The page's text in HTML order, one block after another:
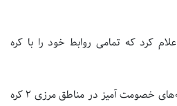
کرد که تمامی روابط خود را با کره
به تازگی و در پی پخش اعلامیه‌های خصومت آمیز در مناطق مرزی ۲ کره